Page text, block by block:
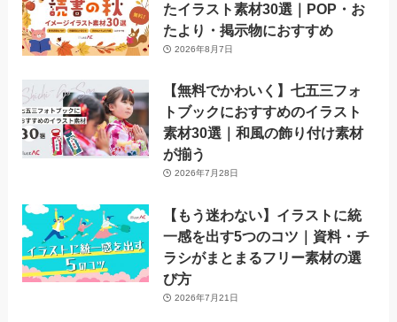
たイラスト素材30選｜POP・お
たより・掲示物におすすめ
2026年8月7日
【無料でかわいく】七五三フォ
トブックにおすすめのイラスト
素材30選｜和風の飾り付け素材
が揃う
2026年7月28日
【もう迷わない】イラストに統
一感を出す5つのコツ｜資料・チ
ラシがまとまるフリー素材の選
び方
2026年7月21日